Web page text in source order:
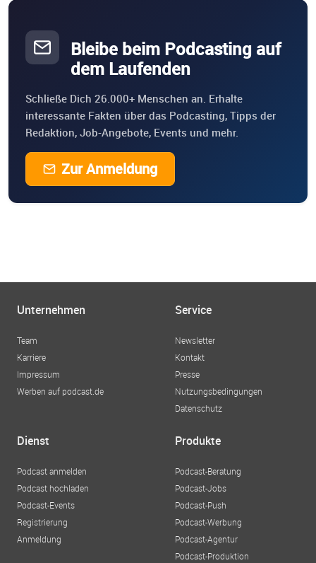
Bleibe beim Podcasting auf
dem Laufenden
Schließe Dich 26.000+ Menschen an. Erhalte
interessante Fakten über das Podcasting, Tipps der
Redaktion, Job-Angebote, Events und mehr.
Zur Anmeldung
Unternehmen
Team
Karriere
Impressum
Werben auf podcast.de
Service
Newsletter
Kontakt
Presse
Nutzungsbedingungen
Datenschutz
Dienst
Podcast anmelden
Podcast hochladen
Podcast-Events
Registrierung
Anmeldung
Produkte
Podcast-Beratung
Podcast-Jobs
Podcast-Push
Podcast-Werbung
Podcast-Agentur
Podcast-Produktion